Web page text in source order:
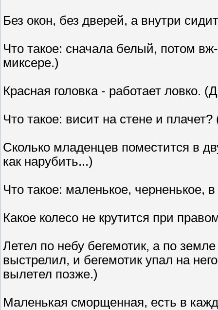
Без окон, без дверей, а внутри
Что такое: сначала белый, потом
миксере.)
Красная головка - работает ловко.
Что такое: висит на стене и
Сколько младенцев поместится в
как нарубить...)
Что такое: маленькое, черненькое,
Какое колесо не крутится при
Летел по небу бегемотик, а по
выстрелил, и бегемотик упал на
вылетел позже.)
Маленькая сморщенная, есть в